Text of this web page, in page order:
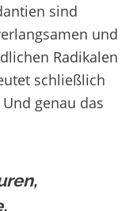
sind
und
Radikalen
schließlich
genau das